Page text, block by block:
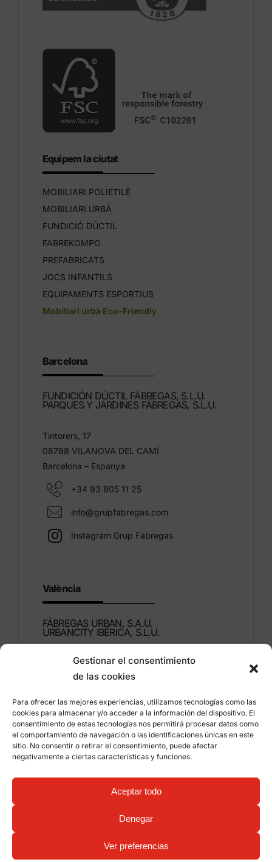
Gestionar el consentimiento
de las cookies
Para ofrecer las mejores experiencias, utilizamos tecnologías como las
cookies para almacenar y/o acceder a la información del dispositivo. El
consentimiento de estas tecnologías nos permitirá procesar datos como
el comportamiento de navegación o las identificaciones únicas en este
sitio. No consentir o retirar el consentimiento, puede afectar
negativamente a ciertas características y funciones.
Aceptar todo
Denegar
Ver preferencias
Equipem la ciutat
MOBILIARI POLIETILÈ
MOBILIARI URBÀ
FUNDICIÓ DÚCTIL
FABREKOMPO
PREFABRICATS
JOCS INFANTILS
EQUIPAMENTS ESPORTIUS
Mobiliari urbà Eco-Friendly
Barcelona
FUNDICIÓN DÚCTIL FÁBREGAS, S.L.U.
PARQUES Y JARDINES FÁBREGAS, S.L.U.
Tintorers, 17
08788 VILANOVA DEL CAMÍ
Barcelona – Espanya
+34 93 805 11 25
info@grupfabregas.com
Instagram Grup Fábregas
València
FÁBREGAS URBAN, S.A.U.
URBANCITY IBÉRICA, S.L.U.
Montdúber, 3
46960 ALDAIA
+34 96 151 53 44
info@grupfabregas.com
Política de privacitat
2026 Grup Fábregas, S.L.U. – Equipament i mobiliari
Diseny web: qualitystudio